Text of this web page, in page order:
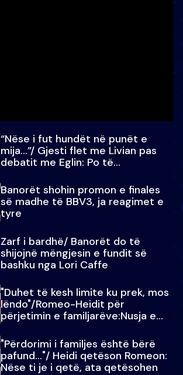
“Nëse i fut hundët në punët e
mija…”/ Gjesti flet me Livian pas
debatit me Eglin: Po të
Banorët shohin promon e finales
së madhe të BBV3, ja reagimet e
tyre
Zarf i bardhë/ Banorët do të
shijojnë mëngjesin e fundit së
bashku nga Lori Caffe
"Duhet të kesh limite ku prek, mos
lëndo"/Romeo-Heidit për
përjetimin e familjarëve:Nusja e
"Përdorimi i familjes është bërë
pafund…"/ Heidi qetëson Romeon:
Nëse ti je i qetë, ata qetësohen